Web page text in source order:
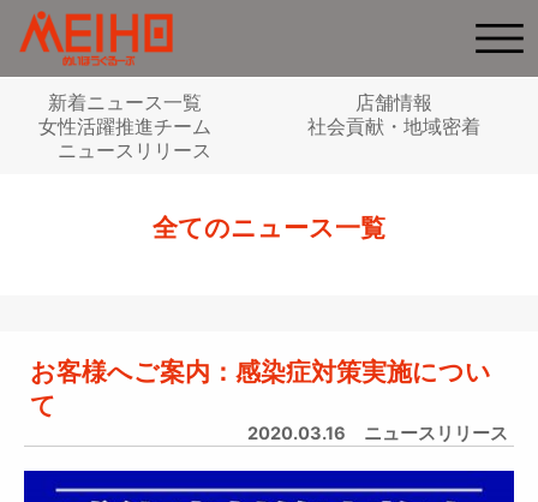
新着ニュース一覧
店舗情報
女性活躍推進チーム
社会貢献・地域密着
ニュースリリース
全てのニュース一覧
お客様へご案内：感染症対策実施につい
て
2020.03.16 ニュースリリース